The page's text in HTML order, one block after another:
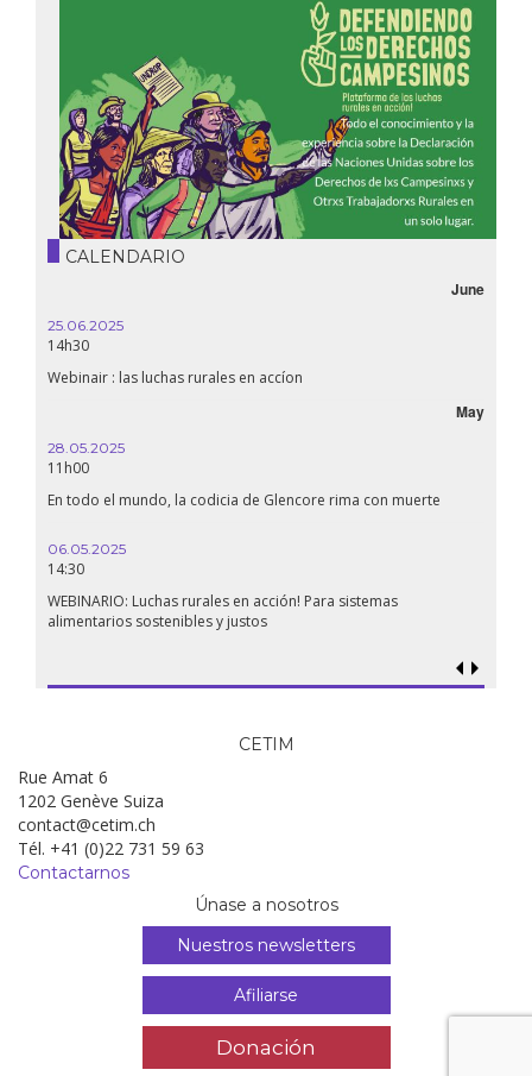
CALENDARIO
June
25.06.2025
14h30
Webinair : las luchas rurales en accíon
May
28.05.2025
11h00
En todo el mundo, la codicia de Glencore rima con muerte
06.05.2025
14:30
WEBINARIO: Luchas rurales en acción! Para sistemas
alimentarios sostenibles y justos
CETIM
Rue Amat 6
1202 Genève Suiza
contact@cetim.ch
Tél. +41 (0)22 731 59 63
Contactarnos
Únase a nosotros
Nuestros newsletters
Afiliarse
Donación